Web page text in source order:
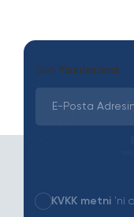
Son Yazılarımız
KVKK metni 'ni